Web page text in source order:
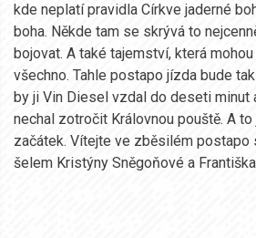
kde neplatí pravidla Církve jaderné
boha. Někde tam se skrývá to
bojovat. A také tajemství, která
všechno. Tahle postapo jízda bude
by ji Vin Diesel vzdal do deseti minut
nechal zotročit Královnou pouště. A
začátek. Vítejte ve zběsilém postapo
šelem Kristýny Sněgoňové a